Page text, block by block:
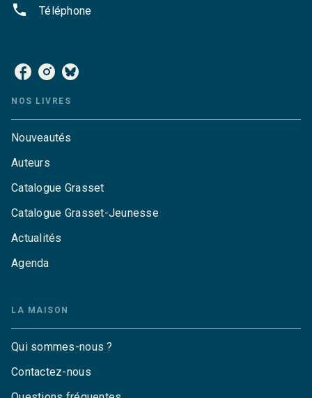
phone Téléphone
NOS LIVRES
Nouveautés
Auteurs
Catalogue Grasset
Catalogue Grasset-Jeunesse
Actualités
Agenda
LA MAISON
Qui sommes-nous ?
Contactez-nous